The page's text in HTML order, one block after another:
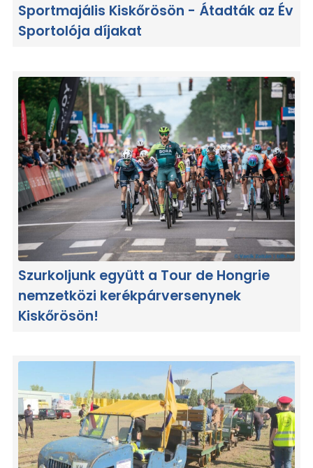
Sportmajális Kiskőrösön - Átadták az Év
Sportolója díjakat
Szurkoljunk együtt a Tour de Hongrie
nemzetközi kerékpárversenynek
Kiskőrösön!